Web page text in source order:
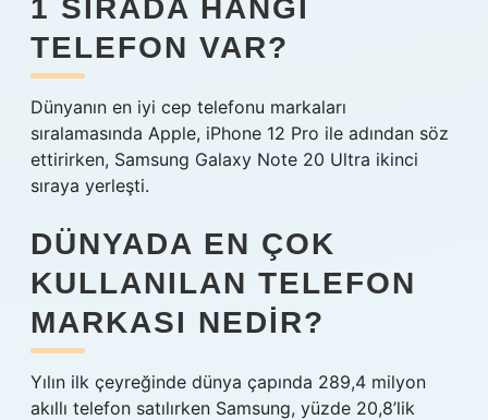
1 SIRADA HANGI
TELEFON VAR?
Dünyanın en iyi cep telefonu markaları
sıralamasında Apple, iPhone 12 Pro ile adından söz
ettirirken, Samsung Galaxy Note 20 Ultra ikinci
sıraya yerleşti.
DÜNYADA EN ÇOK
KULLANILAN TELEFON
MARKASI NEDIR?
Yılın ilk çeyreğinde dünya çapında 289,4 milyon
akıllı telefon satılırken Samsung, yüzde 20,8’lik